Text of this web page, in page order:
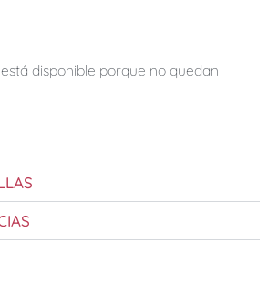
disponible porque no quedan